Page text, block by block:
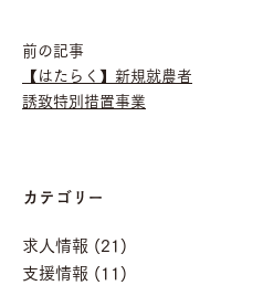
前の記事
【はたらく】新規就農者
誘致特別措置事業
カテゴリー
求人情報 (21)
支援情報 (11)